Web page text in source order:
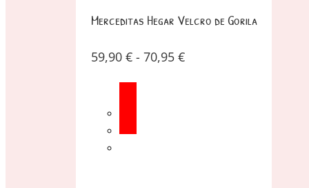
Merceditas Hegar Velcro de Gorila
59,90 € - 70,95 €